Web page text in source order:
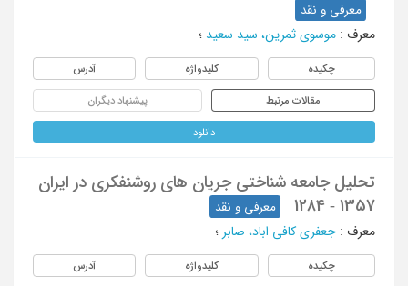
معرفی و نقد
معرف : موسوی ثمرین، سید سعید ؛
چکیده کلیدواژه آدرس
مقالات مرتبط پیشنهاد دیگران
دانلود
تحلیل جامعه شناختی جریان های روشنفکری در ایران
1357 - 1284
معرفی و نقد
معرف : جعفری کافی اباد، صابر ؛
چکیده کلیدواژه آدرس